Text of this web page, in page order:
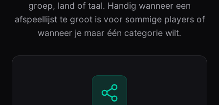
groep, land of taal. Handig wanneer een
afspeellijst te groot is voor sommige players of
wanneer je maar één categorie wilt.